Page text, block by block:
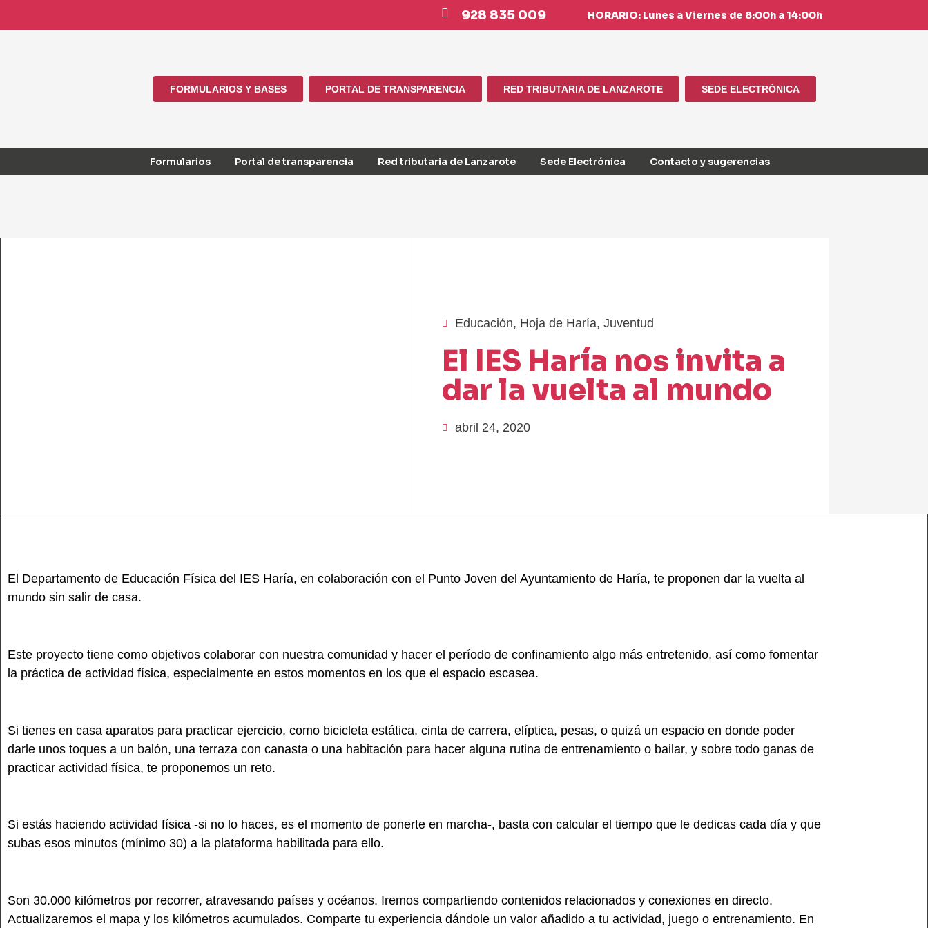
928 835 009 HORARIO: Lunes a Viernes de 8:00h a 14:00h
FORMULARIOS Y BASES PORTAL DE TRANSPARENCIA RED TRIBUTARIA DE LANZAROTE SEDE ELECTRÓNICA
Formularios Portal de transparencia Red tributaria de Lanzarote Sede Electrónica Contacto y sugerencias
Educación, Hoja de Haría, Juventud
El IES Haría nos invita a
dar la vuelta al mundo
abril 24, 2020
El Departamento de Educación Física del IES Haría, en colaboración con el Punto Joven del Ayuntamiento de Haría, te proponen dar la vuelta al
mundo sin salir de casa.
Este proyecto tiene como objetivos colaborar con nuestra comunidad y hacer el período de confinamiento algo más entretenido, así como fomentar
la práctica de actividad física, especialmente en estos momentos en los que el espacio escasea.
Si tienes en casa aparatos para practicar ejercicio, como bicicleta estática, cinta de carrera, elíptica, pesas, o quizá un espacio en donde poder
darle unos toques a un balón, una terraza con canasta o una habitación para hacer alguna rutina de entrenamiento o bailar, y sobre todo ganas de
practicar actividad física, te proponemos un reto.
Si estás haciendo actividad física -si no lo haces, es el momento de ponerte en marcha-, basta con calcular el tiempo que le dedicas cada día y que
subas esos minutos (mínimo 30) a la plataforma habilitada para ello.
Son 30.000 kilómetros por recorrer, atravesando países y océanos. Iremos compartiendo contenidos relacionados y conexiones en directo.
Actualizaremos el mapa y los kilómetros acumulados. Comparte tu experiencia dándole un valor añadido a tu actividad, juego o entrenamiento. En